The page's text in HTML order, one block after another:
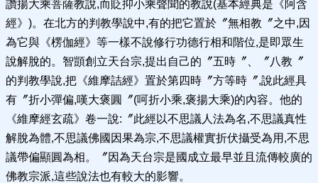
讚揚大乘菩薩教說,而貶抑小乘聲聞的教說(基本經典是《阿含
經》)。在北方的判教學說中,有的把它置於〞無相教〞之中,因
為它與《楞伽經》等一樣不說修行功德行相和階位,是即眾生
說解脫的。智顗創立天台宗,提出自己的〞五時〞、〞八教〞
的判教學說,把《維摩詰經》置於第四時〞方等時〞,說此經具
有〞折小彈偏,嘆大褒圓〞(呵折小乘,褒揚大乘)的內容。他的
《維摩經玄疏》卷一說:〞此經以不思議人法為名,不思議真性
解脫為體,不思議佛國因果為宗,不思議權實折伏攝受為用,不思
議帶偏顯圓為相。〞因為天台宗是國成立最早並且流傳較廣的
佛教宗派,這些說法也有較大的影響。